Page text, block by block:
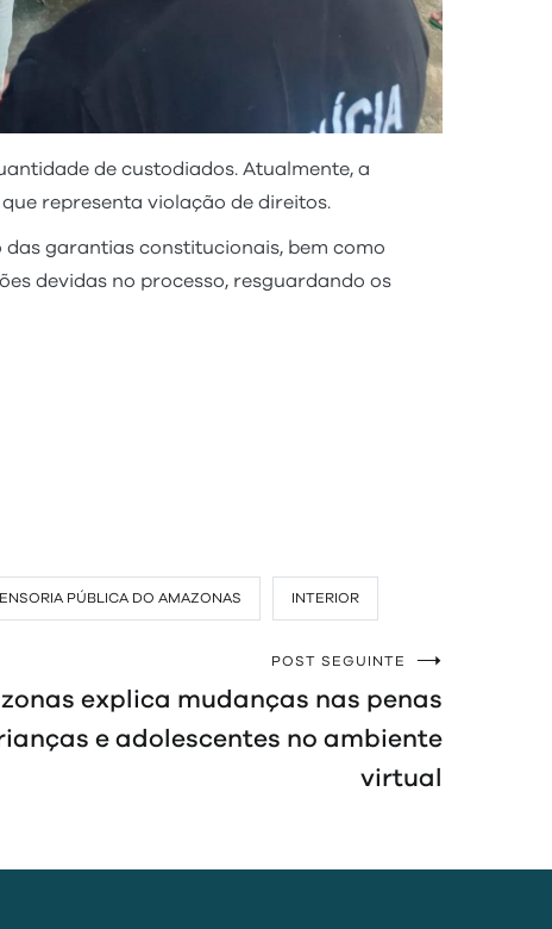
de custodiados. Atualmente, a
representa violação de direitos.
garantias constitucionais, bem como
devidas no processo, resguardando os
PÚBLICA DO AMAZONAS INTERIOR
POST SEGUINTE
explica mudanças nas penas
e adolescentes no ambiente
virtual